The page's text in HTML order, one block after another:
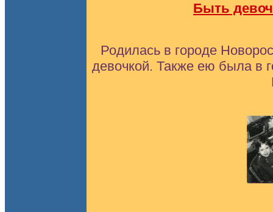
Быть
Родилась в городе
девочкой. Также ею была в